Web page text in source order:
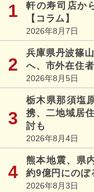
軒の寿司店か
【コラム】
2026年8月7日
兵庫県丹波篠
へ、市外在住
2026年8月5日
栃木県那須塩
携、二地域居
討も
2026年8月4日
熊本地震、県
約9億円にのぼ
2026年8月3日